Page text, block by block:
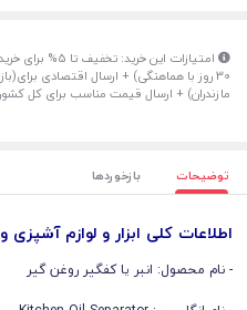
مازندران) + ارسال قیمت مناسب برای کل
توضیحات بازخوردها
اطلاعات کلی ابزار و لوازم
- نام محصول: انبر یا کفگیر روغن گیر